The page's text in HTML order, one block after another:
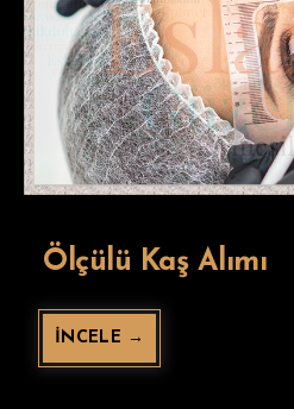
Ölçülü Kaş Alımı
İNCELE →